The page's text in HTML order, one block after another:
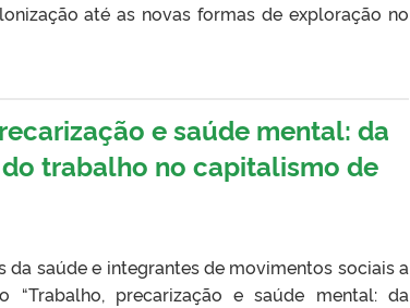
até as novas formas de exploração no
e saúde mental: da
trabalho no capitalismo de
da saúde e integrantes de movimentos sociais a
“Trabalho, precarização e saúde mental: da